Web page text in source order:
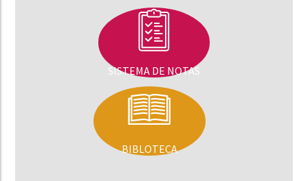
SISTEMA DE NOTAS
BIBLOTECA